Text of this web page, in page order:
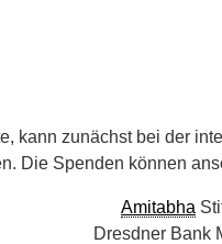
kann zunächst bei der
Die Spenden können
Amitabha
Dresdner Bank